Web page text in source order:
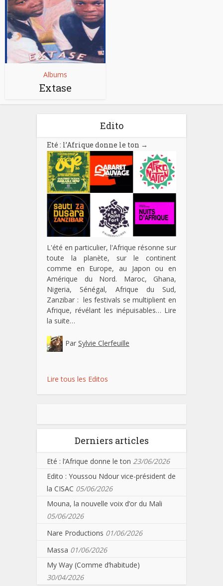
Albums
Extase
Edito
Eté : l’Afrique donne le ton →
L'été en particulier, l'Afrique résonne sur
toute la planète, sur le continent
comme en Europe, au Japon ou en
Amérique du Nord. Maroc, Ghana,
Nigeria, Sénégal, Afrique du Sud,
Zanzibar : les festivals se multiplient en
Afrique, révélant les inépuisables… Lire
la suite…
Par Sylvie Clerfeuille
Lire tous les Editos
Derniers articles
Eté : l’Afrique donne le ton 23/06/2026
Edito : Youssou Ndour vice-président de
la CISAC 05/06/2026
Mouna, la nouvelle voix d’or du Mali
05/06/2026
Nare Productions 01/06/2026
Massa 01/06/2026
My Way (Comme d’habitude)
30/04/2026